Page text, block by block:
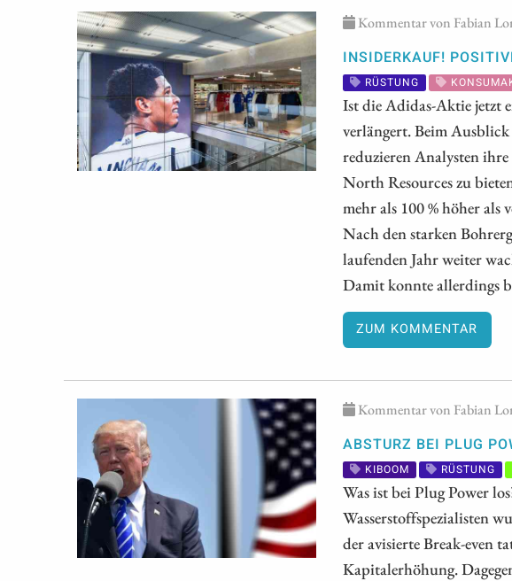
Kommentar von Fabian
INSIDERKAUF!
RÜSTUNG
Ist die Adidas-Aktie jetzt
verlängert. Beim
reduzieren Analysten
North Resources zu
mehr als 100 % höher
Nach den starken
laufenden Jahr weiter
Damit konnte allerdings
ZUM KOMMENTAR
Kommentar von Fabian
ABSTURZ BEI PLUG
KIBOOM RÜSTUNG
Was ist bei Plug Power
Wasserstoffspezialisten
der avisierte Break-even
Kapitalerhöhung.